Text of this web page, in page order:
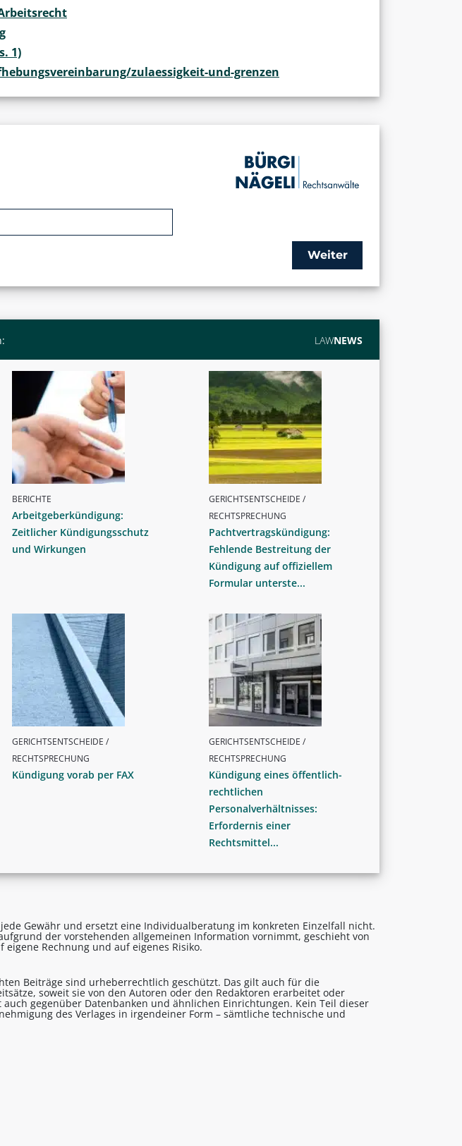
1)
zulaessigkeit-und-grenzen
Weiter
LAWNEWS
BERICHTE
Arbeitgeberkündigung:
Zeitlicher Kündigungsschutz
und Wirkungen
GERICHTSENTSCHEIDE /
RECHTSPRECHUNG
Pachtvertragskündigung:
Fehlende Bestreitung der
Kündigung auf offiziellem
Formular unterste...
GERICHTSENTSCHEIDE /
RECHTSPRECHUNG
Kündigung vorab per FAX
GERICHTSENTSCHEIDE /
RECHTSPRECHUNG
Kündigung eines öffentlich-
rechtlichen
Personalverhältnisses:
Erfordernis einer
Rechtsmittel...
Gewähr und ersetzt eine Individualberatung im konkreten Einzelfall nicht.
der vorstehenden allgemeinen Information vornimmt, geschieht von
Rechnung und auf eigenes Risiko.
Beiträge sind urheberrechtlich geschützt. Das gilt auch für die
soweit sie von den Autoren oder den Redaktoren erarbeitet oder
gegenüber Datenbanken und ähnlichen Einrichtungen. Kein Teil dieser
des Verlages in irgendeiner Form – sämtliche technische und